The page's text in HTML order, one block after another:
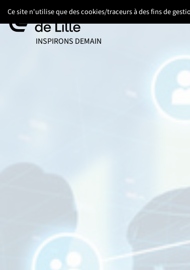
Ce site n'utilise que des cookies/traceurs à des fins de
Aller
contenu
Aller
au
menu
principal
Aller
pied
UNIVERSITÉ DE LILLE
INSPIRONS DEMAIN